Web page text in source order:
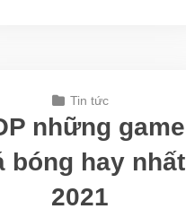
Tin tức
những game
bóng hay nhất
2021